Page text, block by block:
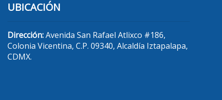
UBICACIÓN
Dirección:Avenida San Rafael Atlixco #186,
Colonia Vicentina, C.P. 09340, Alcaldía Iztapalapa,
CDMX.